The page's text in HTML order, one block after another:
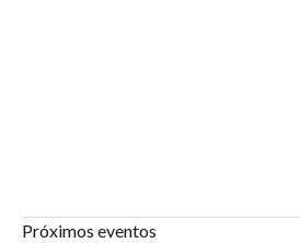
Próximos eventos